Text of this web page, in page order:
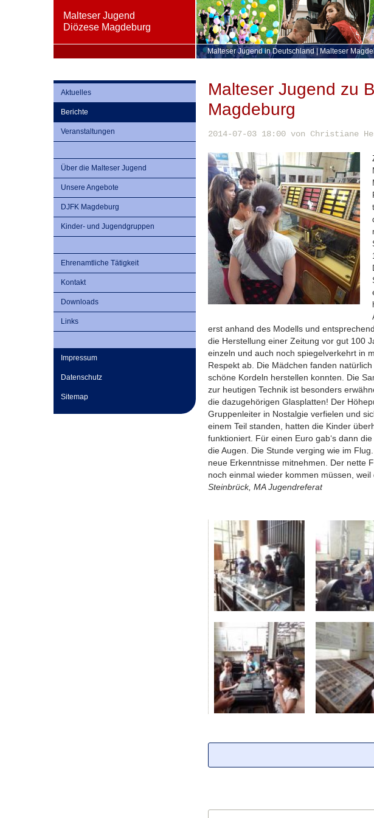
Malteser Jugend
Diözese Magdeburg
Malteser Jugend in Deutschland| Malteser
Aktuelles
Berichte
Veranstaltungen
Über die Malteser Jugend
Unsere Angebote
DJFK Magdeburg
Kinder- und Jugendgruppen
Ehrenamtliche Tätigkeit
Kontakt
Downloads
Links
Impressum
Datenschutz
Sitemap
Malteser Jugend zu
Magdeburg
2014-07-03 18:00von Christiane
erst anhand des Modells und
die Herstellung einer Zeitung vor gut 100
einzeln und auch noch spiegelverkehrt in
Respekt ab. Die Mädchen fanden
schöne Kordeln herstellen konnten. Die
zur heutigen Technik ist besonders
die dazugehörigen Glasplatten! Der
Gruppenleiter in Nostalgie verfielen und
einem Teil standen, hatten die Kinder
funktioniert. Für einen Euro gab‘s dann
die Augen. Die Stunde verging wie im
neue Erkenntnisse mitnehmen. Der nette
noch einmal wieder kommen müssen,
Steinbrück, MA Jugendreferat